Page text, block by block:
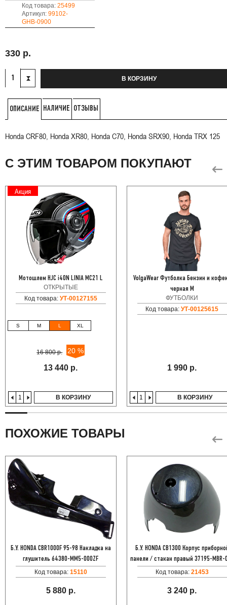
Код товара:25499
Артикул:99102-
GHB-0900
330 р.
В КОРЗИНУ
ОПИСАНИЕ НАЛИЧИЕ ОТЗЫВЫ
Honda CRF80, Honda XR80, Honda C70, Honda SRX90, Honda TRX 125
С ЭТИМ ТОВАРОМ ПОКУПАЮТ
Акция
Мотошлем HJC i40N LINIA MC21 L
ОТКРЫТЫЕ
Код товара: УТ-00127155
S M L XL
16 800 р. 20 %
13 440 р.
В КОРЗИНУ
VolgaWear Футболка Бензин и
черная M
ФУТБОЛКИ
Код товара:УТ-00125615
1 990 р.
В КОРЗИНУ
ПОХОЖИЕ ТОВАРЫ
Б.У. HONDA CBR1000F 95-98 Накладка на
глушитель 64380-MM5-000ZF
Код товара: 15110
5 880 р.
Б.У. HONDA CB1300 Корпус
панели / стакан правый 37195-MBR-
Код товара: 21453
3 240 р.